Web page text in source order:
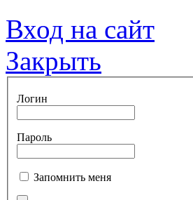
Вход на сайт
Закрыть
Логин
Пароль
Запомнить меня